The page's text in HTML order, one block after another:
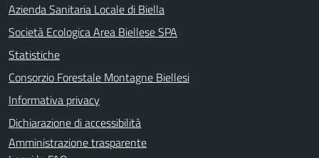
Azienda Sanitaria Locale di Biella
Società Ecologica Area Biellese SPA
Statistiche
Consorzio Forestale Montagne Biellesi
Informativa privacy
Dichiarazione di accessibilità
Amministrazione trasparente